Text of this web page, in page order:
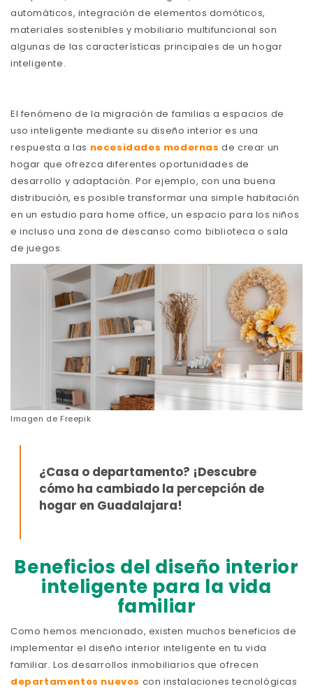
automáticos, integración de elementos domóticos,
materiales sostenibles y mobiliario multifuncional son
algunas de las características principales de un hogar
inteligente.
El fenómeno de la migración de familias a espacios de
uso inteligente mediante su diseño interior es una
respuesta a las necesidades modernas de crear un
hogar que ofrezca diferentes oportunidades de
desarrollo y adaptación. Por ejemplo, con una buena
distribución, es posible transformar una simple habitación
en un estudio para home office, un espacio para los niños
e incluso una zona de descanso como biblioteca o sala
de juegos.
Imagen de Freepik
¿Casa o departamento? ¡Descubre
cómo ha cambiado la percepción de
hogar en Guadalajara!
Beneficios del diseño interior
inteligente para la vida
familiar
Como hemos mencionado, existen muchos beneficios de
implementar el diseño interior inteligente en tu vida
familiar. Los desarrollos inmobiliarios que ofrecen
departamentos nuevos con instalaciones tecnológicas